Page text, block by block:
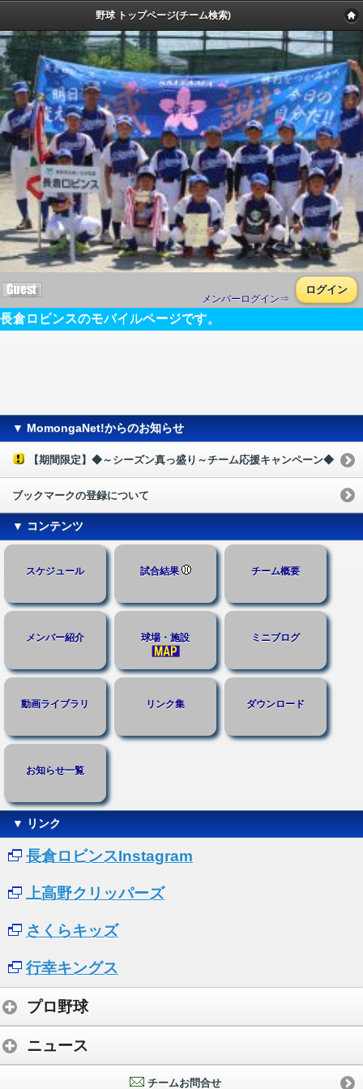
野球 トップページ(チーム検索)
メンバーログイン⇒
ログイン
長倉ロビンスのモバイルページです。
▼ MomongaNet!からのお知らせ
【期間限定】◆～シーズン真っ盛り～チーム応援キャンペーン◆
ブックマークの登録について
▼ コンテンツ
スケジュール 試合結果 チーム概要
メンバー紹介 球場・施設 ミニブログ
動画ライブラリ リンク集 ダウンロード
お知らせ一覧
▼ リンク
長倉ロビンスInstagram
上高野クリッパーズ
さくらキッズ
行幸キングス
プロ野球
ニュース
チームお問合せ